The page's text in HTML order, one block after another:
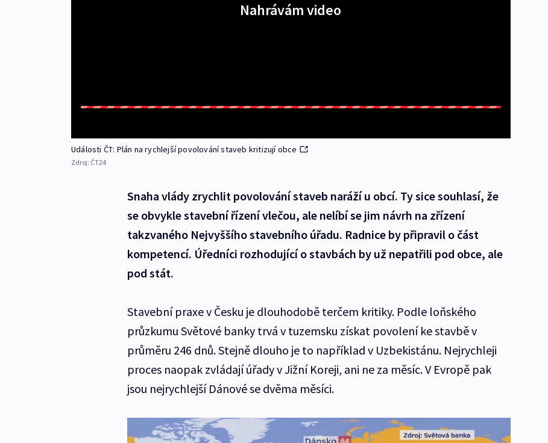
Nahrávám video
Události ČT: Plán na rychlejší povolování staveb kritizují obce
Zdroj: ČT24
Snaha vlády zrychlit povolování staveb naráží u obcí. Ty sice souhlasí, že
se obvykle stavební řízení vlečou, ale nelíbí se jim návrh na zřízení
takzvaného Nejvyššího stavebního úřadu. Radnice by připravil o část
kompetencí. Úředníci rozhodující o stavbách by už nepatřili pod obce, ale
pod stát.
Stavební praxe v Česku je dlouhodobě terčem kritiky. Podle loňského
průzkumu Světové banky trvá v tuzemsku získat povolení ke stavbě v
průměru 246 dnů. Stejně dlouho je to například v Uzbekistánu. Nejrychleji
proces naopak zvládají úřady v Jižní Koreji, ani ne za měsíc. V Evropě pak
jsou nejrychlejší Dánové se dvěma měsíci.